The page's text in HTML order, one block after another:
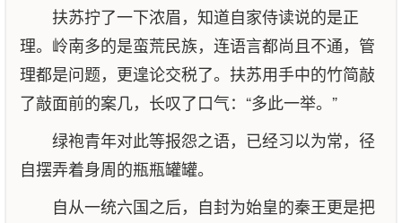
扶苏拧了一下浓眉，知道自家侍读说的是正
理。岭南多的是蛮荒民族，连语言都尚且不通，管
理都是问题，更遑论交税了。扶苏用手中的竹简敲
了敲面前的案几，长叹了口气：“多此一举。”
绿袍青年对此等报怨之语，已经习以为常，径
自摆弄着身周的瓶瓶罐罐。
自从一统六国之后，自封为始皇的秦王更是把